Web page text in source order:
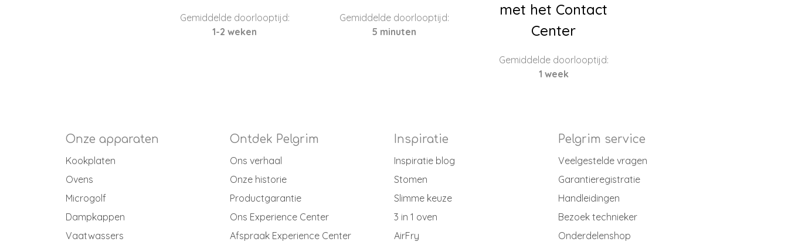
Gemiddelde doorlooptijd:
1-2 weken
Gemiddelde doorlooptijd:
5 minuten
met het Contact
Center
Gemiddelde doorlooptijd:
1 week
Onze apparaten
Kookplaten
Ovens
Microgolf
Dampkappen
Vaatwassers
Ontdek Pelgrim
Ons verhaal
Onze historie
Productgarantie
Ons Experience Center
Afspraak Experience Center
Inspiratie
Inspiratie blog
Stomen
Slimme keuze
3 in 1 oven
AirFry
Pelgrim service
Veelgestelde vragen
Garantieregistratie
Handleidingen
Bezoek technieker
Onderdelenshop